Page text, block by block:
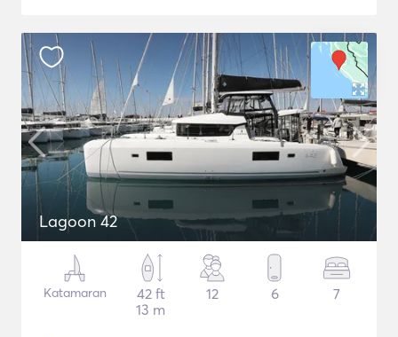
Lagoon 42
Katamaran
42 ft
13 m
12 6 7